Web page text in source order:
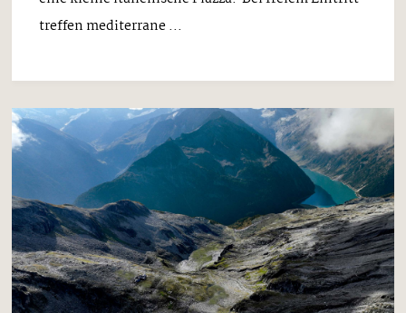
treffen mediterrane ...